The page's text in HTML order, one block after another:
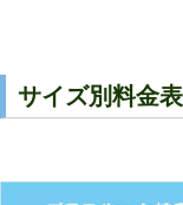
サイズ別料金